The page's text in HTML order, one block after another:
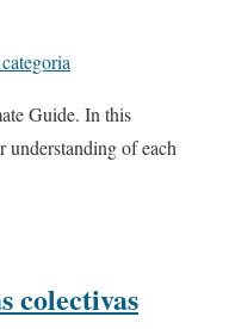
Guide. In this
understanding of each
colectivas